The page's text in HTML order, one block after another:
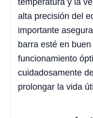
temperatura y la
alta precisión del
importante
barra esté en
funcionamiento
cuidadosamente
prolongar la vida